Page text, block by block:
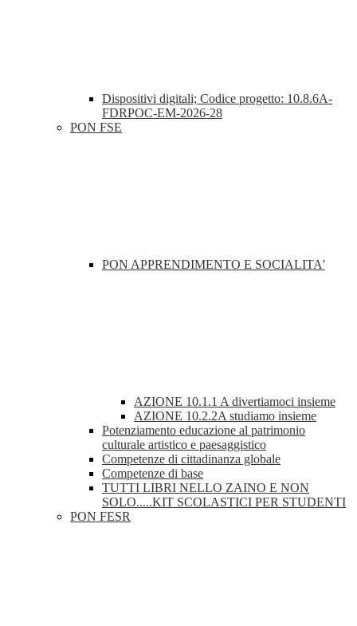
Dispositivi digitali; Codice progetto: 10.8.6A-
FDRPOC-EM-2026-28
PON FSE
PON APPRENDIMENTO E SOCIALITA'
AZIONE 10.1.1 A divertiamoci insieme
AZIONE 10.2.2A studiamo insieme
Potenziamento educazione al patrimonio
culturale artistico e paesaggistico
Competenze di cittadinanza globale
Competenze di base
TUTTI LIBRI NELLO ZAINO E NON
SOLO.....KIT SCOLASTICI PER STUDENTI
PON FESR